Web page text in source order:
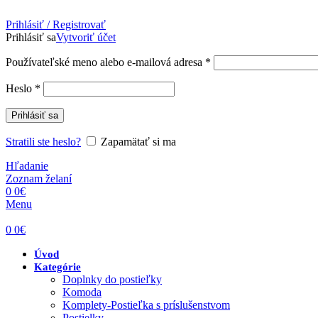
Prihlásiť / Registrovať
Prihlásiť saVytvoriť účet
Používateľské meno alebo e-mailová adresa *
Heslo *
Prihlásiť sa
Stratili ste heslo?
Zapamätať si ma
Hľadanie
Zoznam želaní
0 0€
Menu
0 0€
Úvod
Kategórie
Doplnky do postieľky
Komoda
Komplety-Postieľka s príslušenstvom